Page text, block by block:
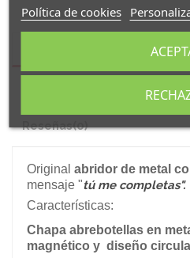
Detalles del producto
Reseñas(0)
Original abridor de metal
mensaje "tú me completas".
Características:
Chapa abrebotellas en
magnético y diseño
Política de cookies